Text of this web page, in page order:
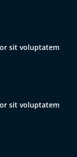
sit voluptatem
sit voluptatem